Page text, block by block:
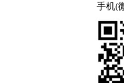
手机(